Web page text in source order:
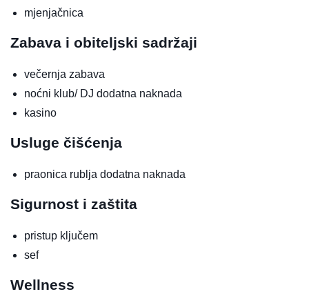
mjenjačnica
Zabava i obiteljski sadržaji
večernja zabava
noćni klub/ DJ dodatna naknada
kasino
Usluge čišćenja
praonica rublja dodatna naknada
Sigurnost i zaštita
pristup ključem
sef
Wellness